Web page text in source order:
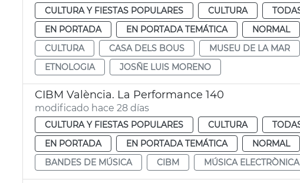
CULTURA Y FIESTAS POPULARES CULTURA
EN PORTADA
EN PORTADA TEMÁTICA NORMAL
CULTURA
CASA DELS BOUS MUSEU DE LA MAR
ETNOLOGIA
JOSÑE LUIS MORENO
CIBM València. La Performance 140
modificado hace 28 días
CULTURA Y FIESTAS POPULARES CULTURA
EN PORTADA
EN PORTADA TEMÁTICA NORMAL
BANDES DE MÚSICA
CIBM MÚSICA ELECTRÒNICA